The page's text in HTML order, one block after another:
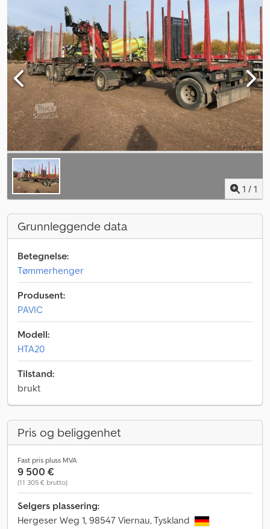
1 / 1
Grunnleggende data
Betegnelse:
Tømmerhenger
Produsent:
PAVIC
Modell:
HTA20
Tilstand:
brukt
Pris og beliggenhet
Fast pris pluss MVA
9 500 €
(11 305 € brutto)
Selgers plassering:
Hergeser Weg 1, 98547 Viernau, Tyskland